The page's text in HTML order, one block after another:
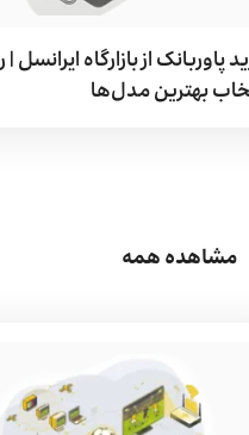
پاوربانک از بازارگاه ایرانسل
بهترین مدل‌ها
مشاهده همه